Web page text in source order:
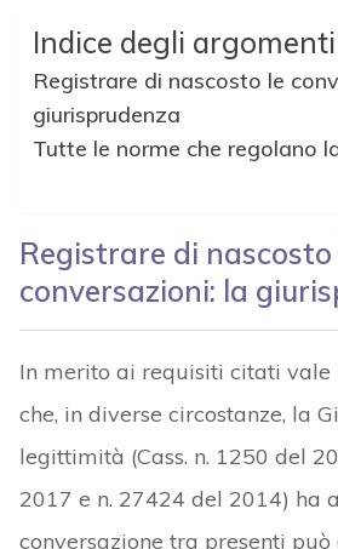
Indice degli argomenti
Registrare di nascosto le
giurisprudenza
Tutte le norme che regolano
Registrare di nascosto
conversazioni: la
In merito ai requisiti citati vale
che, in diverse circostanze, la
legittimità (Cass. n. 1250 del
2017 e n. 27424 del 2014) ha
conversazione tra presenti